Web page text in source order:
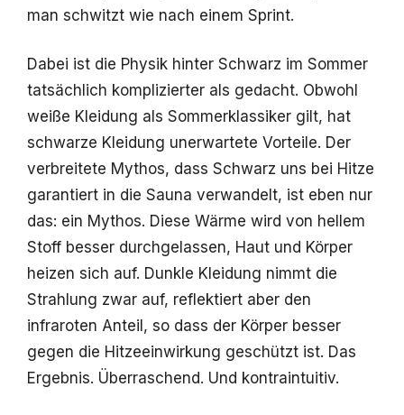
man schwitzt wie nach einem Sprint.
Dabei ist die Physik hinter Schwarz im Sommer
tatsächlich komplizierter als gedacht. Obwohl
weiße Kleidung als Sommerklassiker gilt, hat
schwarze Kleidung unerwartete Vorteile. Der
verbreitete Mythos, dass Schwarz uns bei Hitze
garantiert in die Sauna verwandelt, ist eben nur
das: ein Mythos. Diese Wärme wird von hellem
Stoff besser durchgelassen, Haut und Körper
heizen sich auf. Dunkle Kleidung nimmt die
Strahlung zwar auf, reflektiert aber den
infraroten Anteil, so dass der Körper besser
gegen die Hitzeeinwirkung geschützt ist. Das
Ergebnis. Überraschend. Und kontraintuitiv.